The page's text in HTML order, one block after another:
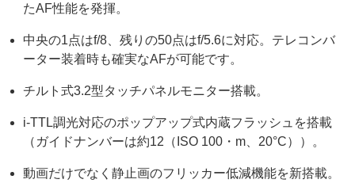
たAF性能を発揮。
中央の1点はf/8、残りの50点はf/5.6に対応。テレコンバ
ーター装着時も確実なAFが可能です。
チルト式3.2型タッチパネルモニター搭載。
i-TTL調光対応のポップアップ式内蔵フラッシュを搭載
（ガイドナンバーは約12（ISO 100・m、20°C））。
動画だけでなく静止画のフリッカー低減機能を新搭載。